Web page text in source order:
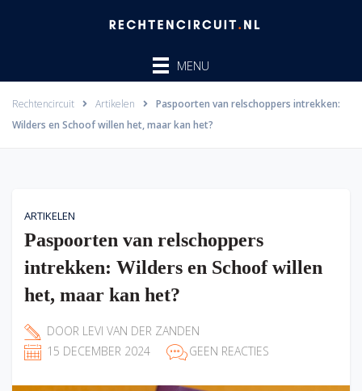
MENU
Rechtencircuit Artikelen
Paspoorten van relschoppers intrekken:
Wilders en Schoof willen het, maar kan het?
ARTIKELEN
Paspoorten van relschoppers
intrekken: Wilders en Schoof willen
het, maar kan het?
DOOR LEVI VAN DER ZANDEN
15 DECEMBER 2024
GEEN REACTIES